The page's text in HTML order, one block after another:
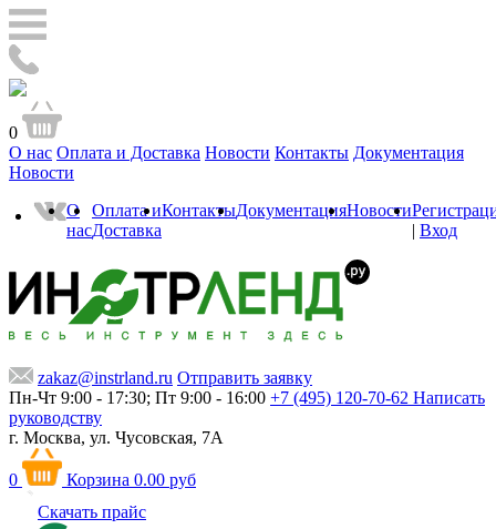
0
О нас Оплата и Доставка Новости Контакты Документация
Новости
О
нас
Оплата и
Доставка
КонтактыДокументацияНовости
| Вход
zakaz@instrland.ru Отправить заявку
Пн-Чт 9:00 - 17:30; Пт 9:00 - 16:00 +7 (495) 120-70-62 Написать
руководству
г. Москва, ул. Чусовская, 7А
0 Корзина 0.00 руб
Скачать прайс